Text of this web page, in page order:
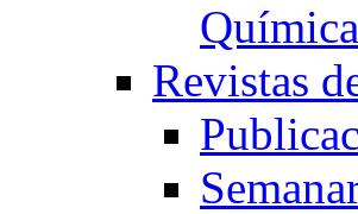
Química
Revistas